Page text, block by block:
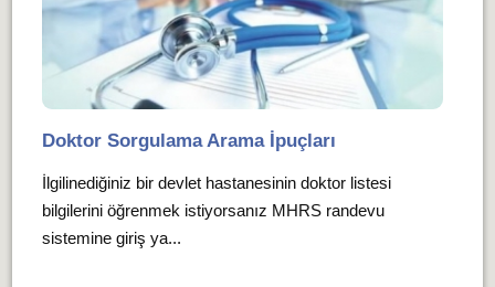
Doktor Sorgulama Arama İpuçları
İlgilinediğiniz bir devlet hastanesinin doktor listesi
bilgilerini öğrenmek istiyorsanız MHRS randevu
sistemine giriş ya...